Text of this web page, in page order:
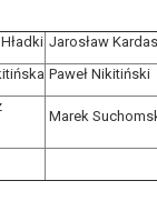
Jarosław
Paweł Nikitiński
Marek